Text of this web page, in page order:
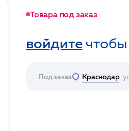
Товара под заказ
войдитечтобы
Под заказ Краснодар